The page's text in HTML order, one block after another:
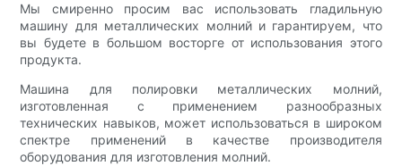
Мы смиренно просим вас использовать гладильную
машину для металлических молний и гарантируем, что
вы будете в большом восторге от использования этого
продукта.
Машина для полировки металлических молний,
изготовленная с применением разнообразных
технических навыков, может использоваться в широком
спектре применений в качестве производителя
оборудования для изготовления молний.